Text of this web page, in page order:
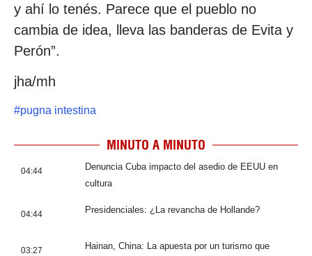
y ahí lo tenés. Parece que el pueblo no
cambia de idea, lleva las banderas de Evita y
Perón”.
jha/mh
#pugna intestina
MINUTO A MINUTO
04:44
Denuncia Cuba impacto del asedio de EEUU en
cultura
04:44 Presidenciales: ¿La revancha de Hollande?
03:27
Hainan, China: La apuesta por un turismo que